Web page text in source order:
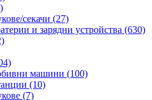
секачи (27)
и зарядни устройства (630)
машини (100)
(10)
(7)